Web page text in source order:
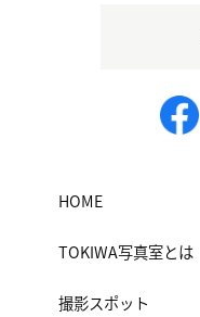
HOME
TOKIWA写真室とは
撮影スポット